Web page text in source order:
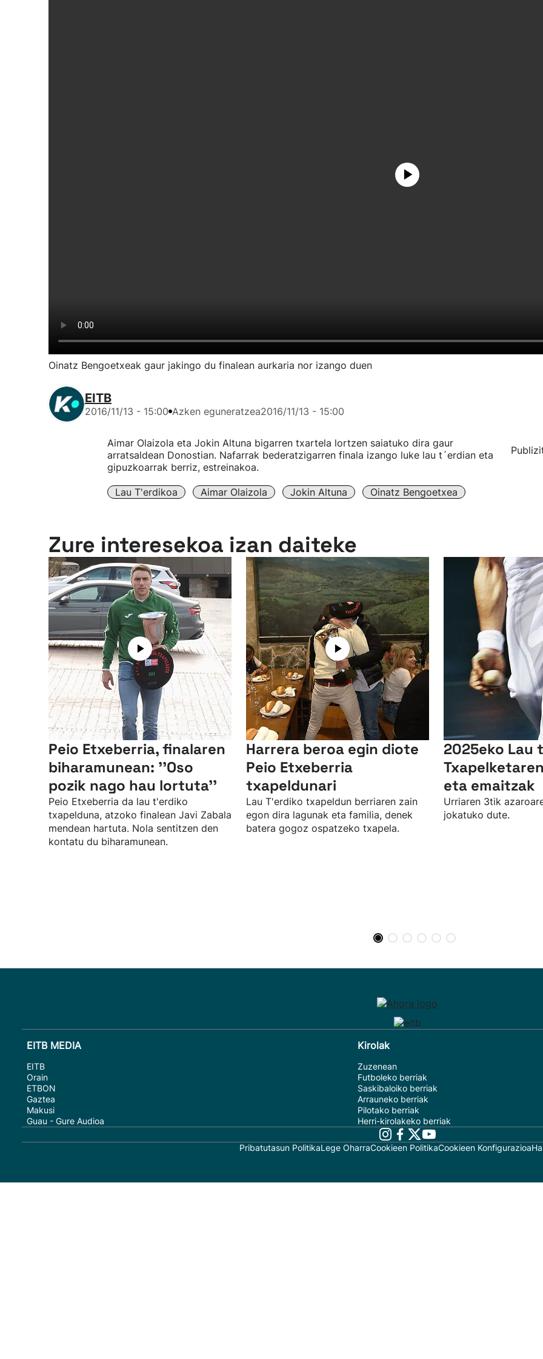
Oinatz Bengoetxeak gaur jakingo du finalean aurkaria nor izango duen
EITB
2016/11/13 - 15:00 Azken eguneratzea2016/11/13 - 15:00
Aimar Olaizola eta Jokin Altuna bigarren txartela lortzen saiatuko dira gaur
arratsaldean Donostian. Nafarrak bederatzigarren finala izango luke lau t´erdian eta
gipuzkoarrak berriz, estreinakoa.
Lau T'erdikoa Aimar Olaizola Jokin Altuna Oinatz Bengoetxea
Zure interesekoa izan daiteke
Peio Etxeberria, finalaren
biharamunean: ''Oso
pozik nago hau lortuta''
Peio Etxeberria da lau t'erdiko
txapelduna, atzoko finalean Javi Zabala
mendean hartuta. Nola sentitzen den
kontatu du biharamunean.
Harrera beroa egin diote
Peio Etxeberria
txapeldunari
Lau T'erdiko txapeldun berriaren zain
egon dira lagunak eta familia, denek
batera gogoz ospatzeko txapela.
2025eko Lau
eta emaitzak
Urriaren 3tik
jokatuko dute.
EITB MEDIA
EITB
Orain
ETBON
Gaztea
Makusi
Guau - Gure Audioa
Kirolak
Zuzenean
Futboleko berriak
Saskibaloiko berriak
Arrauneko berriak
Pilotako berriak
Herri-kirolakeko berriak
Pribatutasun PolitikaLege OharraCookieen PolitikaCookieen Konfigurazioa